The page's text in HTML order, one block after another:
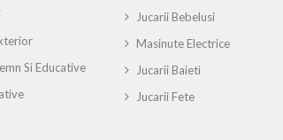
Si Educative
Jucarii Bebelusi
Masinute Electrice
Jucarii Baieti
Jucarii Fete